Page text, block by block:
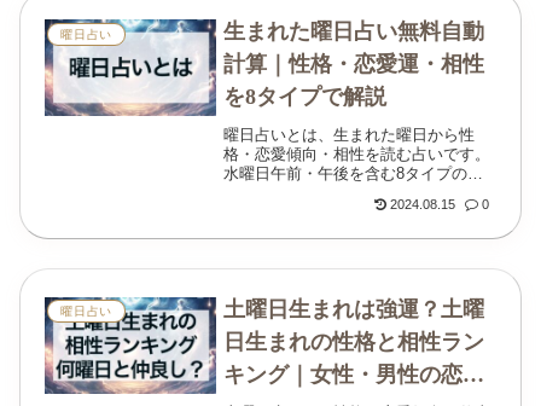
曜日占い
生まれた曜日占い無料自動
計算｜性格・恋愛運・相性
を8タイプで解説
曜日占いとは、生まれた曜日から性
格・恋愛傾向・相性を読む占いです。
水曜日午前・午後を含む8タイプの特
2024.08.15 0
曜日占い
土曜日生まれは強運？土曜
日生まれの性格と相性ラン
キング｜女性・男性の恋愛